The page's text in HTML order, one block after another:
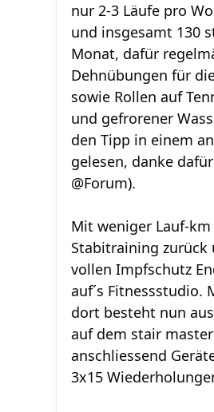
nur 2-3 Läufe pro
und insgesamt 130
Monat, dafür
Dehnübungen für
sowie Rollen auf
und gefrorener
den Tipp in einem
gelesen, danke
@Forum).
Mit weniger Lauf-km
Stabitraining zurück
vollen Impfschutz
auf´s Fitnessstudio.
dort besteht nun
auf dem stair
anschliessend
3x15